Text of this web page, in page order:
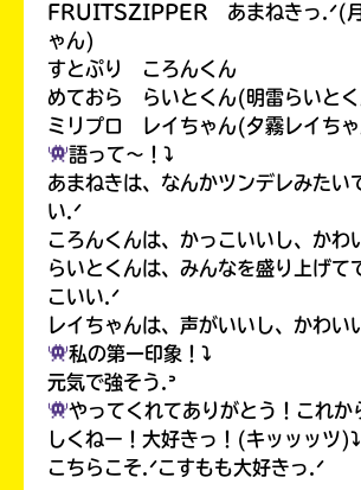
FRUITSZIPPER あまねきっ.ᐟ(
ゃん)
すとぷり ころんくん
めておら らいとくん(明雷らいと
ミリプロ レイちゃん(夕霧レイち
語って〜！⤵︎
あまねきは、なんかツンデレみたい
い.ᐟ
ころんくんは、かっこいいし、かわ
らいとくんは、みんなを盛り上げて
こいい.ᐟ
レイちゃんは、声がいいし、かわい
私の第一印象！⤵︎
元気で強そう.ᐣ
やってくれてありがとう！これか
しくねー！大好きっ！(キッッッツ)⤵︎
こちらこそ.ᐟこすもも大好きっ.ᐟ